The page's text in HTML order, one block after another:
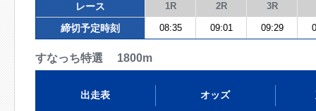
レース 1R 2R 3R
締切予定時刻 08:35 09:01 09:29
すなっち特選 1800m
出走表 オッズ